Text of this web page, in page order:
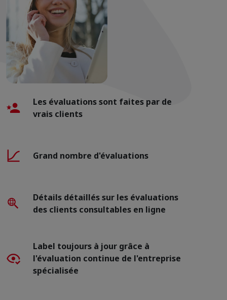
Les évaluations sont faites par de
vrais clients
Grand nombre d'évaluations
Détails détaillés sur les évaluations
des clients consultables en ligne
Label toujours à jour grâce à
l'évaluation continue de l'entreprise
spécialisée